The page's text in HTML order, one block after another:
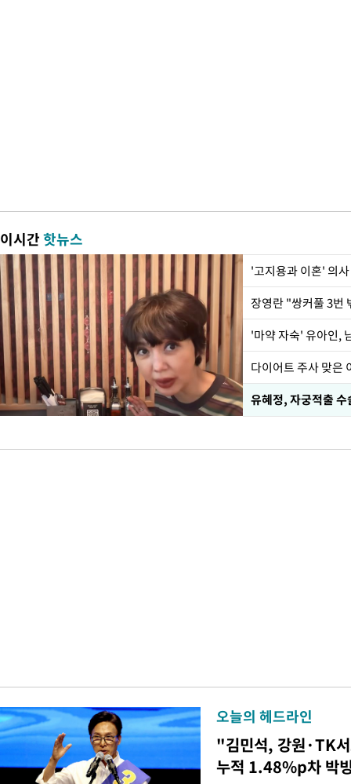
이시간핫뉴스
'고지용과 이혼' 의
'마약 자숙' 유아인,
유혜정, 자궁적출
오늘의 헤드라인
"김민석, 강원·TK
누적 1.48%p차 박